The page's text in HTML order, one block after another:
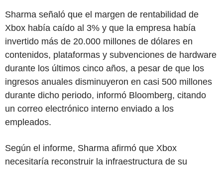
Sharma señaló que el margen de rentabilidad de
Xbox había caído al 3% y que la empresa había
invertido más de 20.000 millones de dólares en
contenidos, plataformas y subvenciones de hardware
durante los últimos cinco años, a pesar de que los
ingresos anuales disminuyeron en casi 500 millones
durante dicho periodo, informó Bloomberg, citando
un correo electrónico interno enviado a los
empleados.
Según el informe, Sharma afirmó que Xbox
necesitaría reconstruir la infraestructura de su